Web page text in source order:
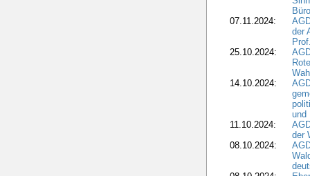
07.11.2024:
der
25.10.2024:
14.10.2024:
und
11.10.2024:
der
08.10.2024: